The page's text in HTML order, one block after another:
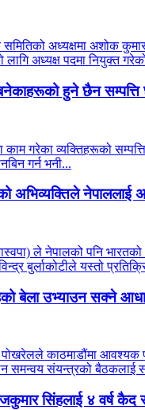
अध्यक्षमा अशोक
लागि अध्यक्ष पदमा नियुक्त
हुने छैन सम्पत्ति
काम गरेका व्यक्तिहरूको
गर्न भनी...
अभिव्यक्तिले नेपाललाई
(रास्वपा) ले नेपालको पनि
बुर्लाकोटीले यस्तो
बेला उभ्याउन सक्ने
काठमाडौंमा आवश्यक
समन्वय संयन्त्रको बैठकलाई
सिंहलाई ४ वर्ष कैद